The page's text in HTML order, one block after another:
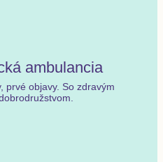
ambulancia
prvé objavy. So zdravým